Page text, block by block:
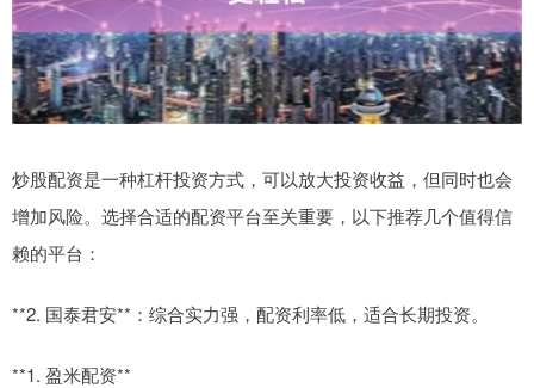
炒股配资是一种杠杆投资方式，可以放大投资收益，但同时也会
增加风险。选择合适的配资平台至关重要，以下推荐几个值得信
赖的平台：
**2. 国泰君安**：综合实力强，配资利率低，适合长期投资。
**1. 盈米配资**